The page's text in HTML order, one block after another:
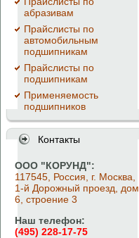
абразивам
Прайслисты по
автомобильным
подшипникам
Прайслисты по
подшипникам
Применяемость
подшипников
Контакты
ООО "КОРУНД":
117545, Россия, г. Москва,
1-й Дорожный проезд, дом
6, строение 3
Наш телефон:
(495) 228-17-75